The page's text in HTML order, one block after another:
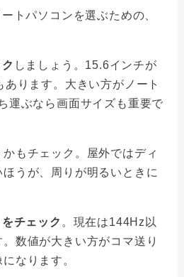
トパソコンを選ぶための、
しましょう。15.6インチが
ります。大きい方がノート
運ぶなら画面サイズも重要で
もチェック。屋外ではディ
うが、周りが明るいときに
チェック 。現在は144Hz以
。数値が大きい方がコマ送り
なります。